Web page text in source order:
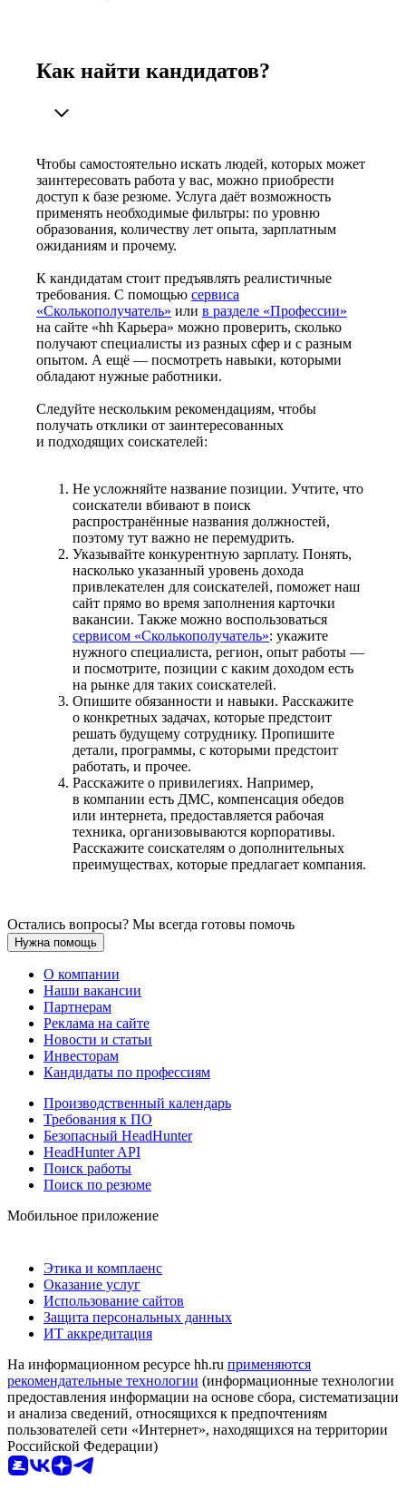
Как найти кандидатов?
Чтобы самостоятельно искать людей, которых может
заинтересовать работа у вас, можно приобрести
доступ к базе резюме. Услуга даёт возможность
применять необходимые фильтры: по уровню
образования, количеству лет опыта, зарплатным
ожиданиям и прочему.
К кандидатам стоит предъявлять реалистичные
требования. С помощью сервиса
«Сколькополучатель» или в разделе «Профессии»
на сайте «hh Карьера» можно проверить, сколько
получают специалисты из разных сфер и с разным
опытом. А ещё — посмотреть навыки, которыми
обладают нужные работники.
Следуйте нескольким рекомендациям, чтобы
получать отклики от заинтересованных
и подходящих соискателей:
Не усложняйте название позиции. Учтите, что
соискатели вбивают в поиск
распространённые названия должностей,
поэтому тут важно не перемудрить.
Указывайте конкурентную зарплату. Понять,
насколько указанный уровень дохода
привлекателен для соискателей, поможет наш
сайт прямо во время заполнения карточки
вакансии. Также можно воспользоваться
сервисом «Сколькополучатель»: укажите
нужного специалиста, регион, опыт работы —
и посмотрите, позиции с каким доходом есть
на рынке для таких соискателей.
Опишите обязанности и навыки. Расскажите
о конкретных задачах, которые предстоит
решать будущему сотруднику. Пропишите
детали, программы, с которыми предстоит
работать, и прочее.
Расскажите о привилегиях. Например,
в компании есть ДМС, компенсация обедов
или интернета, предоставляется рабочая
техника, организовываются корпоративы.
Расскажите соискателям о дополнительных
преимуществах, которые предлагает компания.
Остались вопросы? Мы всегда готовы помочь
Нужна помощь
О компании
Наши вакансии
Партнерам
Реклама на сайте
Новости и статьи
Инвесторам
Кандидаты по профессиям
Производственный календарь
Требования к ПО
Безопасный HeadHunter
HeadHunter API
Поиск работы
Поиск по резюме
Мобильное приложение
Этика и комплаенс
Оказание услуг
Использование сайтов
Защита персональных данных
ИТ аккредитация
На информационном ресурсе hh.ru применяются
рекомендательные технологии (информационные технологии
предоставления информации на основе сбора, систематизации
и анализа сведений, относящихся к предпочтениям
пользователей сети «Интернет», находящихся на территории
Российской Федерации)